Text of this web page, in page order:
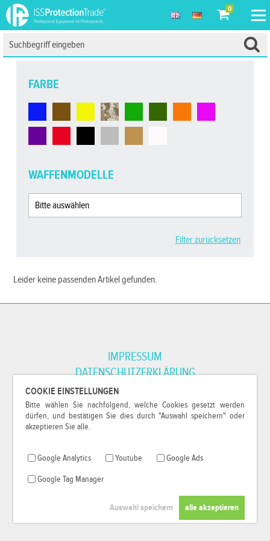
COOKIE EINSTELLUNGEN
Bitte wählen Sie nachfolgend, welche Cookies gesetzt werden
dürfen, und bestätigen Sie dies durch "Auswahl speichern" oder
akzeptieren Sie alle.
Google Analytics Youtube Google Ads
Google Tag Manager
0
FARBE
WAFFENMODELLE
Filter zurücksetzen
Leider keine passenden Artikel gefunden.
IMPRESSUM
DATENSCHUTZERKLÄRUNG
*Alle Preise inkl. MwSt. und zzgl.Versandkosten
© 2000-2026 79Pixel, alle Rechte vorbehalten.